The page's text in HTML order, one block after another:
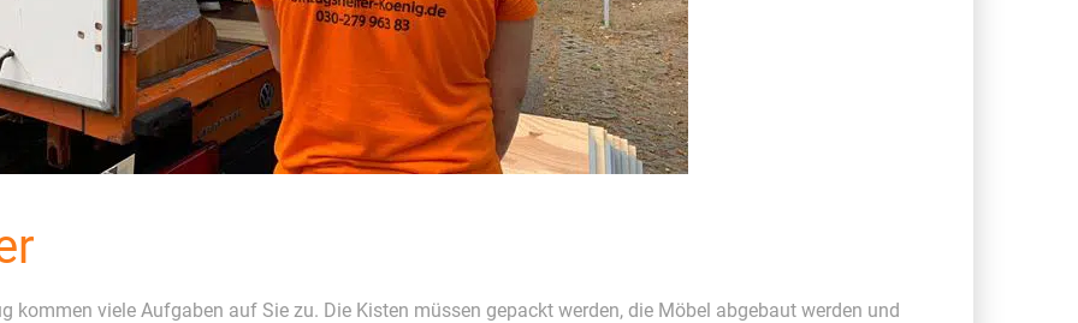
kommen viele Aufgaben auf Sie zu. Die Kisten müssen gepackt werden, die Möbel abgebaut werden und